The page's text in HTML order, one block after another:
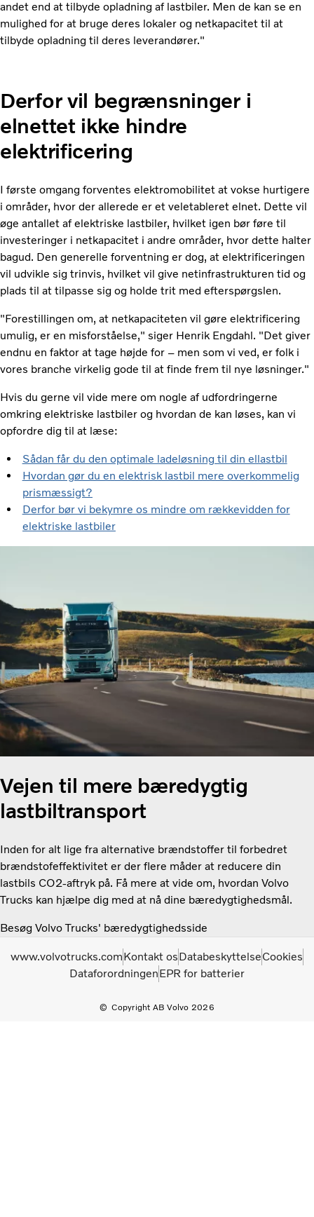
andet end at tilbyde opladning af lastbiler. Men de kan se en
mulighed for at bruge deres lokaler og netkapacitet til at
tilbyde opladning til deres leverandører."
Derfor vil begrænsninger i
elnettet ikke hindre
elektrificering
I første omgang forventes elektromobilitet at vokse hurtigere
i områder, hvor der allerede er et veletableret elnet. Dette vil
øge antallet af elektriske lastbiler, hvilket igen bør føre til
investeringer i netkapacitet i andre områder, hvor dette halter
bagud. Den generelle forventning er dog, at elektrificeringen
vil udvikle sig trinvis, hvilket vil give netinfrastrukturen tid og
plads til at tilpasse sig og holde trit med efterspørgslen.
"Forestillingen om, at netkapaciteten vil gøre elektrificering
umulig, er en misforståelse," siger Henrik Engdahl. "Det giver
endnu en faktor at tage højde for – men som vi ved, er folk i
vores branche virkelig gode til at finde frem til nye løsninger."
Hvis du gerne vil vide mere om nogle af udfordringerne
omkring elektriske lastbiler og hvordan de kan løses, kan vi
opfordre dig til at læse:
Sådan får du den optimale ladeløsning til din ellastbil
Hvordan gør du en elektrisk lastbil mere overkommelig
prismæssigt?
Derfor bør vi bekymre os mindre om rækkevidden for
elektriske lastbiler
Vejen til mere bæredygtig
lastbiltransport
Inden for alt lige fra alternative brændstoffer til forbedret
brændstofeffektivitet er der flere måder at reducere din
lastbils CO2-aftryk på. Få mere at vide om, hvordan Volvo
Trucks kan hjælpe dig med at nå dine bæredygtighedsmål.
Besøg Volvo Trucks' bæredygtighedsside
Copyright AB Volvo 2026
www.volvotrucks.comKontakt osDatabeskyttelseCookies
DataforordningenEPR for batterier